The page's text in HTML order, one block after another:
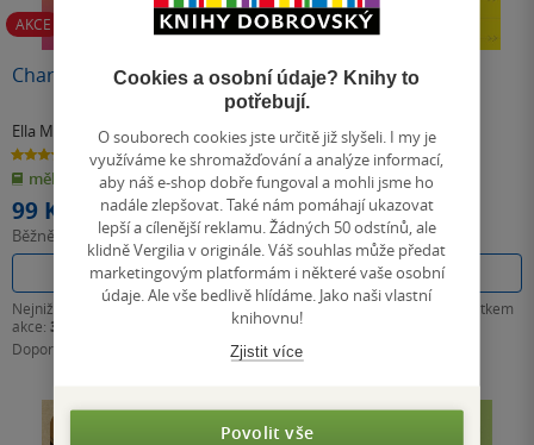
AKCE
Charlie, láska a klišé
Ella Maise
4.5
z
5
hvězdiček
měkká vazba
99 Kč
Běžně
399 Kč
Do košíku
Nejnižší cena 30 dní před začátkem
akce: 319 Kč
Doporučená cena:
AKCE
Čarodějky
Karin Krajčo Babinská
4.7
z
5
hvězdiček
pevná vazba
239 Kč
Běžně469 Kč
Do košíku
Nejnižší cena 30 dní před začátkem
akce:
Doporučená cena:
Cookies a osobní údaje? Knihy to
potřebují.
O souborech cookies jste určitě již slyšeli. I my je
využíváme ke shromažďování a analýze informací,
aby náš e-shop dobře fungoval a mohli jsme ho
nadále zlepšovat. Také nám pomáhají ukazovat
lepší a cílenější reklamu. Žádných 50 odstínů, ale
klidně Vergilia v originále. Váš souhlas může předat
marketingovým platformám i některé vaše osobní
údaje. Ale vše bedlivě hlídáme. Jako naši vlastní
knihovnu!
Zjistit více
Povolit vše